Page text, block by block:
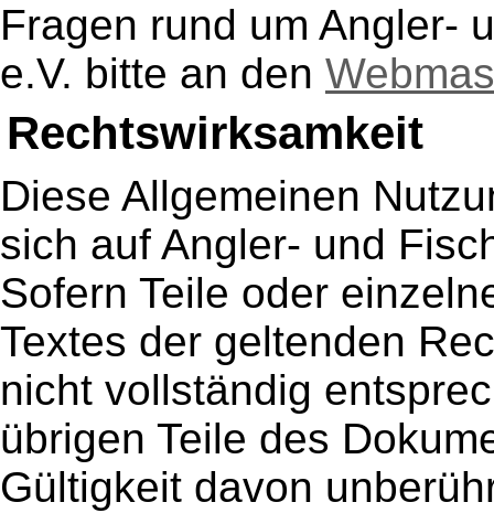
Fragen rund um Angler-
e.V. bitte an den
Rechtswirksamkeit
Diese Allgemeinen
sich auf Angler- und
Sofern Teile oder
Textes der geltenden
nicht vollständig
übrigen Teile des
Gültigkeit davon